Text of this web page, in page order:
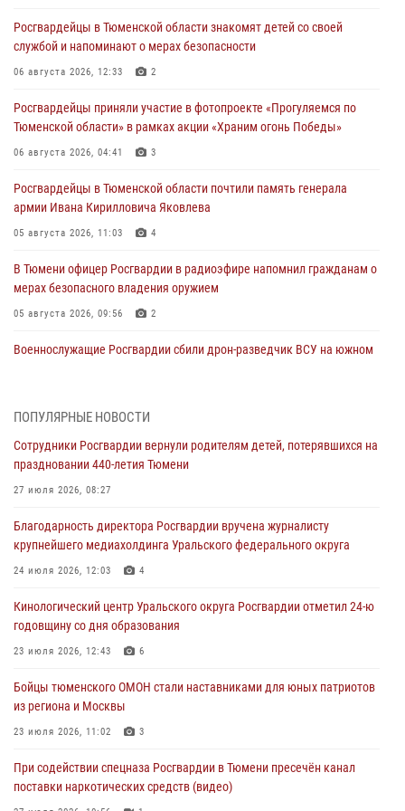
Росгвардейцы в Тюменской области знакомят детей со своей
службой и напоминают о мерах безопасности
06 августа 2026, 12:33 2
Росгвардейцы приняли участие в фотопроекте «Прогуляемся по
Тюменской области» в рамках акции «Храним огонь Победы»
06 августа 2026, 04:41 3
Росгвардейцы в Тюменской области почтили память генерала
армии Ивана Кирилловича Яковлева
05 августа 2026, 11:03 4
В Тюмени офицер Росгвардии в радиоэфире напомнил гражданам о
мерах безопасного владения оружием
05 августа 2026, 09:56 2
Военнослужащие Росгвардии сбили дрон-разведчик ВСУ на южном
масштабных спортивных событий на Урале
05 августа 2026, 05:22
виновника ДТП
05 августа 2026, 05:15
труженицу тыла из Тюмени
04 августа 2026, 11:07
условиях в Тюменской области (видео)
04 августа 2026, 06:28
ПОПУЛЯРНЫЕ НОВОСТИ
Сотрудники Росгвардии вернули родителям детей, потерявшихся на
праздновании 440-летия Тюмени
27 июля 2026, 08:27
Благодарность директора Росгвардии вручена журналисту
крупнейшего медиахолдинга Уральского федерального округа
24 июля 2026, 12:03 4
Кинологический центр Уральского округа Росгвардии отметил 24-ю
годовщину со дня образования
23 июля 2026, 12:43 6
Бойцы тюменского ОМОН стали наставниками для юных патриотов
из региона и Москвы
23 июля 2026, 11:02 3
При содействии спецназа Росгвардии в Тюмени пресечён канал
поставки наркотических средств (видео)